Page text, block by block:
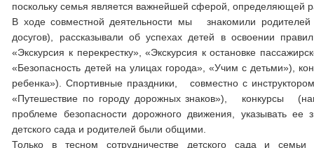
поскольку семья является важнейшей сферой, определяющей
В ходе совместной деятельности мы знакомили родителей
досугов), рассказывали об успехах детей в освоении
«Экскурсия к перекрестку», «Экскурсия к остановке
«Безопасность детей на улицах города», «Учим с детьми»),
ребенка»). Спортивные праздники, совместно с
«Путешествие по городу дорожных знаков»), конкурсы
проблеме безопасности дорожного движения, указывать
детского сада и родителей были общими.
Только в тесном сотрудничестве детского сада и